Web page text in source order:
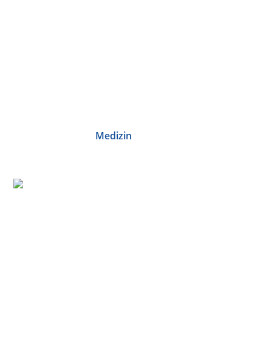
Medizin